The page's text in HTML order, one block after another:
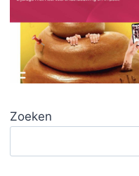
Zoeken